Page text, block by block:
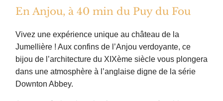
En Anjou, à 40 min du Puy du Fou
Vivez une expérience unique au château de la
Jumellière ! Aux confins de l’Anjou verdoyante, ce
bijou de l’architecture du XIXème siècle vous plongera
dans une atmosphère à l’anglaise digne de la série
Downton Abbey.